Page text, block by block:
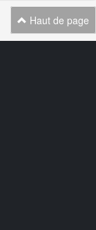
Haut de page